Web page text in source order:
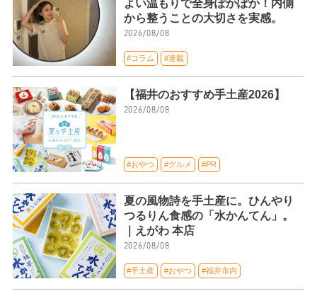
よい温もりで全身ぽかぽか！内側
から整うことの大切さを実感。
2026/08/08
#コラム #連載
【福井のおすすめ手土産2026】
2026/08/08
#おやつ #グルメ #PR
夏の風物詩を手土産に。ひんやり
つるりん食感の「水かんてん」。
｜えがわ 本店
2026/08/08
#手土産 #おやつ #福井市内